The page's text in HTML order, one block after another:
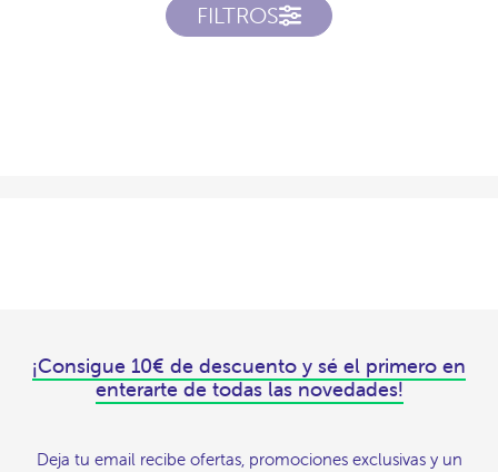
FILTROS
¡Consigue 10€ de descuento y sé el primero en
enterarte de todas las novedades!
Deja tu email recibe ofertas, promociones exclusivas y un